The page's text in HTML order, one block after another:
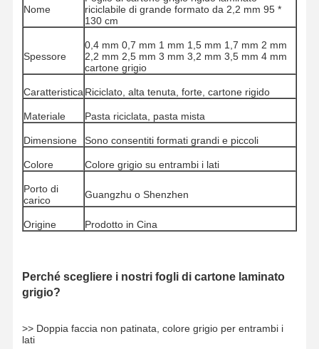
Nome
riciclabile di grande formato da 2,2 mm 95 *
130 cm
Spessore
0,4 mm 0,7 mm 1 mm 1,5 mm 1,7 mm 2 mm
2,2 mm 2,5 mm 3 mm 3,2 mm 3,5 mm 4 mm
cartone grigio
CaratteristicaRiciclato, alta tenuta, forte, cartone rigido
Materiale Pasta riciclata, pasta mista
Dimensione Sono consentiti formati grandi e piccoli
Colore Colore grigio su entrambi i lati
Porto di
carico
Guangzhu o Shenzhen
Origine Prodotto in Cina
Perché scegliere i nostri fogli di cartone laminato
grigio?
>> Doppia faccia non patinata, colore grigio per entrambi i
lati